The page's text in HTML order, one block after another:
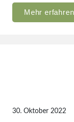
Mehr erfahren
30. Oktober 2022